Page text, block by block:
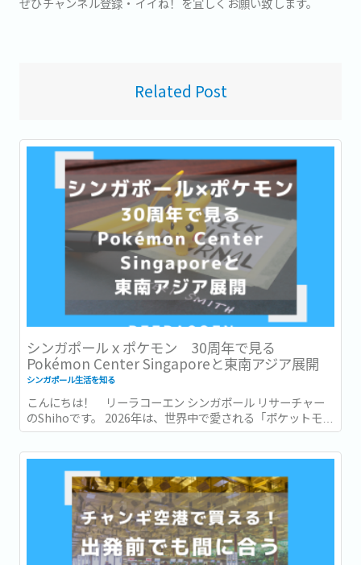
Related Post
シンガポールｘポケモン 30周年で見る
Pokémon Center Singaporeと東南アジア展開
シンガポール生活を知る
こんにちは！ リーラコーエン シンガポール リサーチャー
のShihoです。 2026年は、世界中で愛される「ポケットモン
スター (ポケモン)」が誕生して30周年という節目の年です。
ゲームやアニメ、カードゲームなど、幅広い世代に親しま
れ、日本を代表するコンテンツの一つとなったポケモン。...